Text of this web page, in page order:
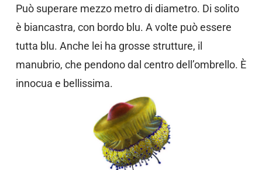
Può superare mezzo metro di diametro. Di solito
è biancastra, con bordo blu. A volte può essere
tutta blu. Anche lei ha grosse strutture, il
manubrio, che pendono dal centro dell’ombrello. È
innocua e bellissima.